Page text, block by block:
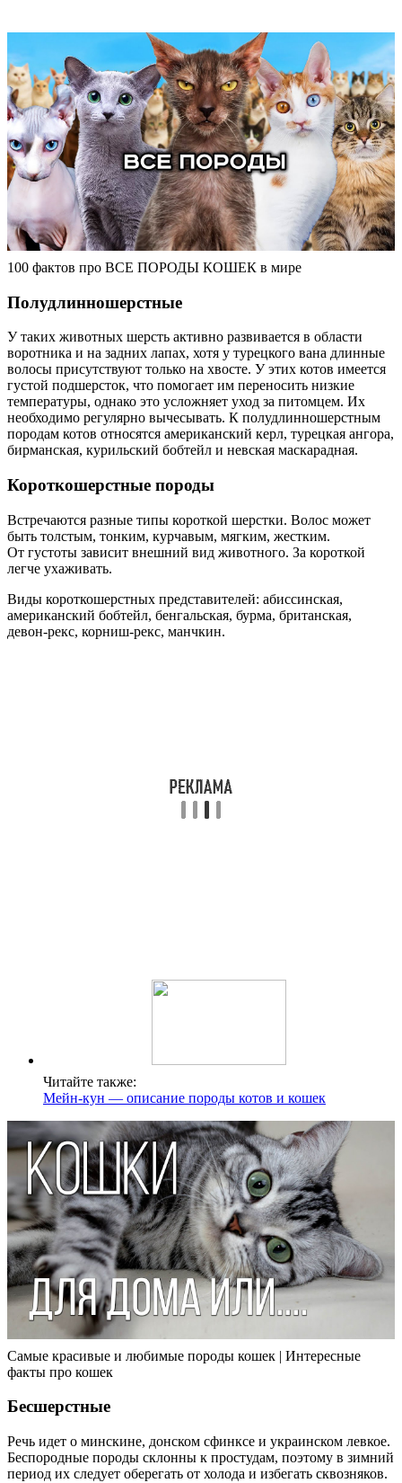
100 фактов про ВСЕ ПОРОДЫ КОШЕК в мире
Полудлинношерстные
У таких животных шерсть активно развивается в области
воротника и на задних лапах, хотя у турецкого вана длинные
волосы присутствуют только на хвосте. У этих котов имеется
густой подшерсток, что помогает им переносить низкие
температуры, однако это усложняет уход за питомцем. Их
необходимо регулярно вычесывать. К полудлинношерстным
породам котов относятся американский керл, турецкая ангора,
бирманская, курильский бобтейл и невская маскарадная.
Короткошерстные породы
Встречаются разные типы короткой шерстки. Волос может
быть толстым, тонким, курчавым, мягким, жестким.
От густоты зависит внешний вид животного. За короткой
легче ухаживать.
Виды короткошерстных представителей: абиссинская,
американский бобтейл, бенгальская, бурма, британская,
девон-рекс, корниш-рекс, манчкин.
Читайте также:
Мейн-кун — описание породы котов и кошек
Самые красивые и любимые породы кошек | Интересные
факты про кошек
Бесшерстные
Речь идет о минскине, донском сфинксе и украинском левкое.
Беспородные породы склонны к простудам, поэтому в зимний
период их следует оберегать от холода и избегать сквозняков.